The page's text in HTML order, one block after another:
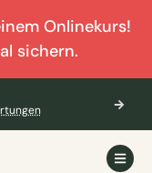
Onlinekurs!
sichern.